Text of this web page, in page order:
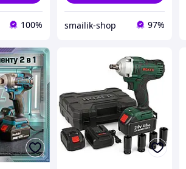
100% smailik-shop 97%